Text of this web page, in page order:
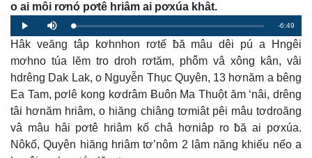
o ai môi rơnó pơtê hriâm ai pơxúa khât.
Play Mute Loaded:
0%
Progress:
0%
Remaining
Time
-6:49
Hâk veăng tâp kơhnhon rơtế ƀă mâu dêi pú a Hngêi
mơhno túa lĕm tro droh rơtăm, phô̆m vâ xông kân, vâi
hdrêng Dak Lak, o Nguyễn Thục Quyên, 13 hơnăm a bêng
Ea Tam, pơlê kong kơdrâm Ƀuôn Ma Thuột ăm ‘nâi, drêng
tâi hơnăm hriâm, o hiăng chiâng tơmiât pêi mâu tơdroăng
vâ mâu hâi pơtê hriâm kố châ hơniâp ro ƀă ai pơxúa.
Nôkố, Quyên hiăng hriâm tơ’nôm 2 lâm năng khiếu nếo a